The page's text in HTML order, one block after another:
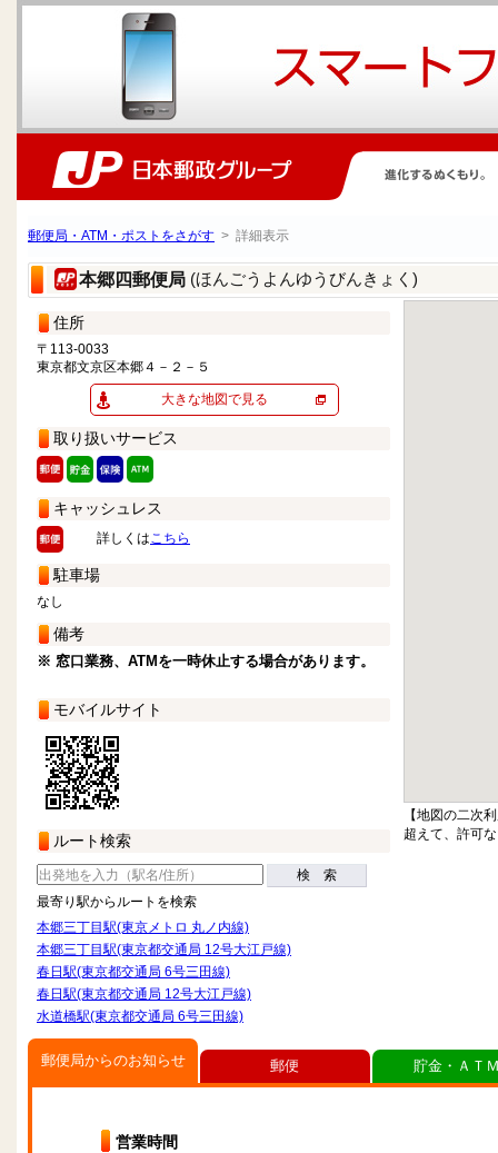
郵便局・ATM・ポストをさがす > 詳細表示
本郷四郵便局 (ほんごうよんゆうびんきょく)
住所
〒113-0033
東京都文京区本郷４－２－５
大きな地図で見る
取り扱いサービス
キャッシュレス
詳しくはこちら
駐車場
なし
備考
※ 窓口業務、ATMを一時休止する場合があります。
モバイルサイト
ルート検索
検 索
最寄り駅からルートを検索
本郷三丁目駅(東京メトロ 丸ノ内線)
本郷三丁目駅(東京都交通局 12号大江戸線)
春日駅(東京都交通局 6号三田線)
春日駅(東京都交通局 12号大江戸線)
水道橋駅(東京都交通局 6号三田線)
【地図の二次
超えて、許可
郵便局からのお知らせ
営業時間
郵便 貯金・ＡＴ